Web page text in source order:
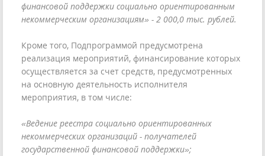
финансовой поддержки социально ориентированным
некоммерческим организациям» - 2 000,0 тыс. рублей.
Кроме того, Подпрограммой предусмотрена
реализация мероприятий, финансирование которых
осуществляется за счет средств, предусмотренных
на основную деятельность исполнителя
мероприятия, в том числе:
«Ведение реестра социально ориентированных
некоммерческих организаций - получателей
государственной финансовой поддержки»;